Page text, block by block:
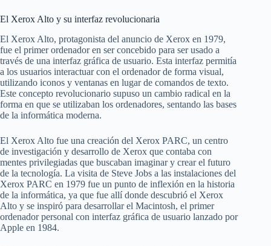
El Xerox Alto y su interfaz revolucionaria
El Xerox Alto, protagonista del anuncio de Xerox en 1979,
fue el primer ordenador en ser concebido para ser usado a
través de una interfaz gráfica de usuario. Esta interfaz permitía
a los usuarios interactuar con el ordenador de forma visual,
utilizando iconos y ventanas en lugar de comandos de texto.
Este concepto revolucionario supuso un cambio radical en la
forma en que se utilizaban los ordenadores, sentando las bases
de la informática moderna.
El Xerox Alto fue una creación del Xerox PARC, un centro
de investigación y desarrollo de Xerox que contaba con
mentes privilegiadas que buscaban imaginar y crear el futuro
de la tecnología. La visita de Steve Jobs a las instalaciones del
Xerox PARC en 1979 fue un punto de inflexión en la historia
de la informática, ya que fue allí donde descubrió el Xerox
Alto y se inspiró para desarrollar el Macintosh, el primer
ordenador personal con interfaz gráfica de usuario lanzado por
Apple en 1984.